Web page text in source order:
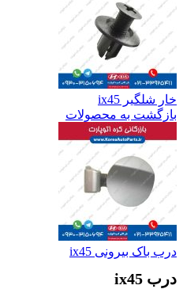
خار شلگیر ix45
بازگشت به محصولات
درب باک بیرونی ix45
درب ix45